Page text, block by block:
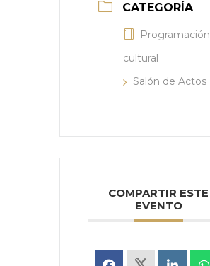
CATEGORÍA
Programación
cultural
Salón de Actos
COMPARTIR ESTE
EVENTO